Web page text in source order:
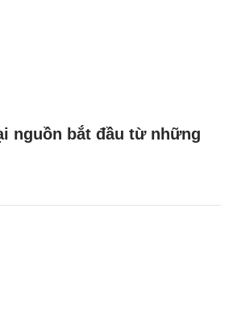
nguồn bắt đầu từ những